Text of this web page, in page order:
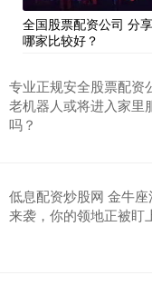
全国股票配资公司 分
哪家比较好？
专业正规安全股票配资
老机器人或将进入家里
吗？
低息配资炒股网 金牛
来袭，你的领地正被盯